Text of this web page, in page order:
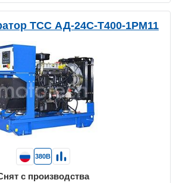
ТСС АД-24С-Т400-1РМ11
380В
с производства